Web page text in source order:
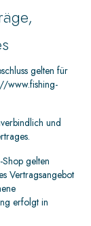
gelten für
www.fishing-
und
gelten
Vertragsangebot
erfolgt in